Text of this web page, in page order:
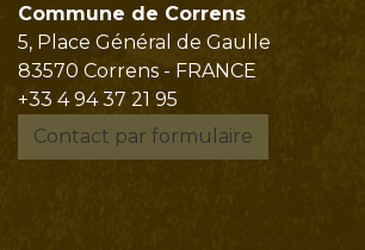
Commune de Correns
5, Place Général de Gaulle
83570 Correns - FRANCE
+33 4 94 37 21 95
Contact par formulaire